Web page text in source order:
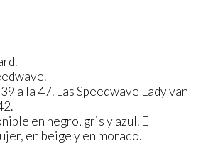
a la 47. Las Speedwave Lady van
en negro, gris y azul. El
en beige y en morado.